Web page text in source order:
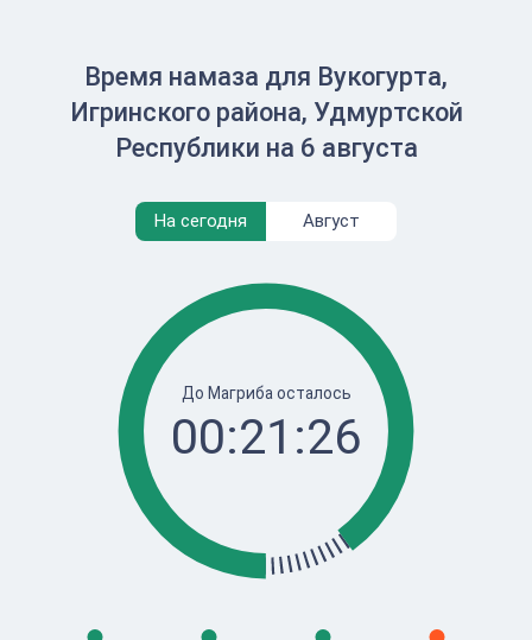
Время намаза для Вукогурта,
Игринского района, Удмуртской
Республики на 6 августа
На сегодня Август
До Магриба осталось
00:21:26